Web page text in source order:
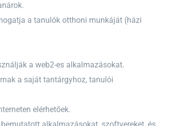
a tanulók otthoni munkáját (házi
a web2-es alkalmazásokat.
a saját tantárgyhoz, tanulói
elérhetőek.
alkalmazásokat, szoftvereket, és